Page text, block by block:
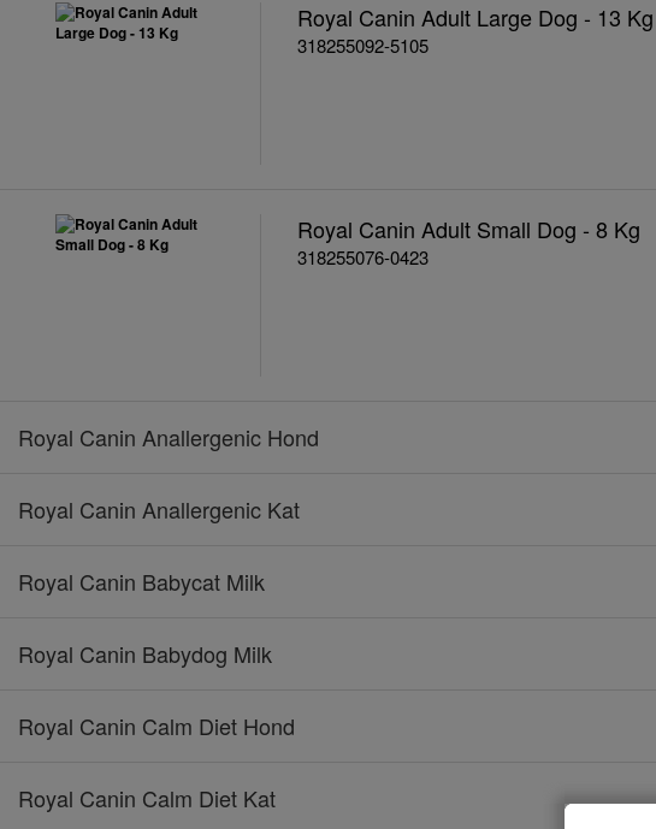
Royal Canin Adult Large Dog - 13 Kg
318255092-5105
Royal Canin Adult Small Dog - 8 Kg
318255076-0423
Royal Canin Anallergenic Hond
Royal Canin Anallergenic Kat
Royal Canin Babycat Milk
Royal Canin Babydog Milk
Royal Canin Calm Diet Hond
Royal Canin Calm Diet Kat